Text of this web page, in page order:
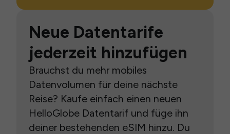
Neue Datentarife
jederzeit hinzufügen
Brauchst du mehr mobiles
Datenvolumen für deine nächste
Reise? Kaufe einfach einen neuen
HelloGlobe Datentarif und füge ihn
deiner bestehenden eSIM hinzu. Du